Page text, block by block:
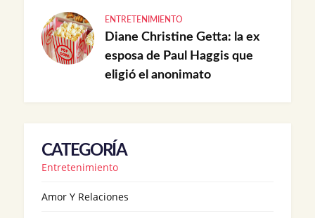
ENTRETENIMIENTO
Diane Christine Getta: la ex
esposa de Paul Haggis que
eligió el anonimato
CATEGORÍA
Entretenimiento
Amor Y Relaciones